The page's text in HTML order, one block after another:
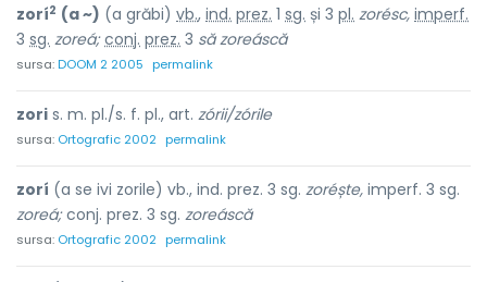
zorí2 (a ~) (a grăbi) vb., ind. prez. 1 sg. și 3 pl. zorésc, imperf.
3 sg. zoreá; conj. prez. 3 să zoreáscă
sursa:DOOM 2 2005 permalink
zori s. m. pl./s. f. pl., art. zórii/zórile
sursa: Ortografic 2002 permalink
zorí (a se ivi zorile) vb., ind. prez. 3 sg. zoréște, imperf. 3 sg.
zoreá;conj. prez. 3 sg. zoreáscă
sursa: Ortografic 2002 permalink